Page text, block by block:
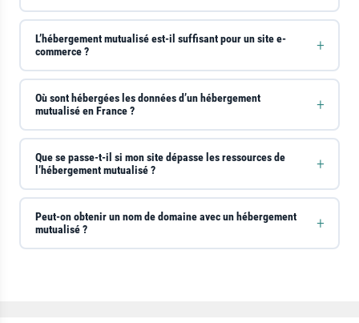
L’hébergement mutualisé est-il suffisant pour un site e-
commerce ?
Où sont hébergées les données d’un hébergement
mutualisé en France ?
Que se passe-t-il si mon site dépasse les ressources de
l’hébergement mutualisé ?
Peut-on obtenir un nom de domaine avec un hébergement
mutualisé ?